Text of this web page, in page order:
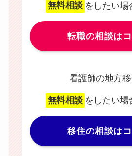
無料相談 をしたい場
転職の相談は
看護師の地方
無料相談 をしたい場
移住の相談は